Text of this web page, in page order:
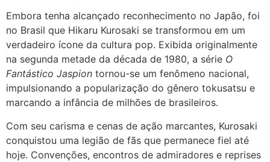
Embora tenha alcançado reconhecimento no Japão, foi
no Brasil que Hikaru Kurosaki se transformou em um
verdadeiro ícone da cultura pop. Exibida originalmente
na segunda metade da década de 1980, a série O
Fantástico Jaspion tornou-se um fenômeno nacional,
impulsionando a popularização do gênero tokusatsu e
marcando a infância de milhões de brasileiros.
Com seu carisma e cenas de ação marcantes, Kurosaki
conquistou uma legião de fãs que permanece fiel até
hoje. Convenções, encontros de admiradores e reprises